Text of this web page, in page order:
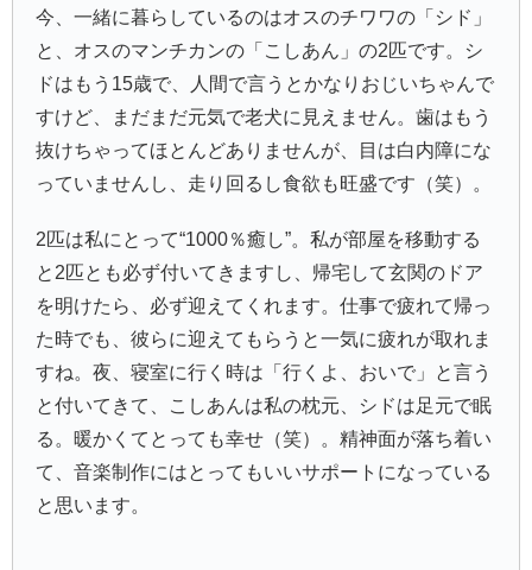
今、一緒に暮らしているのはオスのチワワの「シド」
と、オスのマンチカンの「こしあん」の2匹です。シ
ドはもう15歳で、人間で言うとかなりおじいちゃんで
すけど、まだまだ元気で老犬に見えません。歯はもう
抜けちゃってほとんどありませんが、目は白内障にな
っていませんし、走り回るし食欲も旺盛です（笑）。
2匹は私にとって“1000％癒し”。私が部屋を移動する
と2匹とも必ず付いてきますし、帰宅して玄関のドア
を明けたら、必ず迎えてくれます。仕事で疲れて帰っ
た時でも、彼らに迎えてもらうと一気に疲れが取れま
すね。夜、寝室に行く時は「行くよ、おいで」と言う
と付いてきて、こしあんは私の枕元、シドは足元で眠
る。暖かくてとっても幸せ（笑）。精神面が落ち着い
て、音楽制作にはとってもいいサポートになっている
と思います。